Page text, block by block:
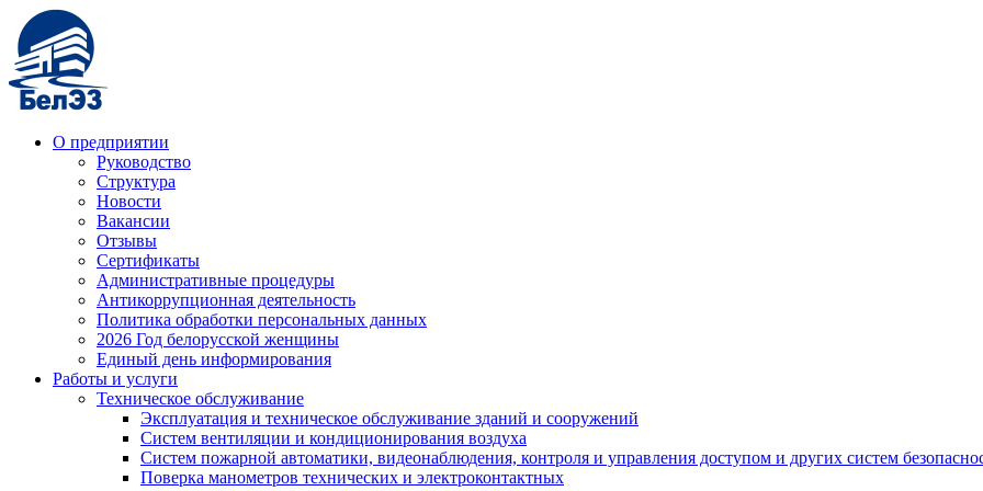
О предприятии
Руководство
Структура
Новости
Вакансии
Отзывы
Сертификаты
Административные процедуры
Антикоррупционная деятельность
Политика обработки персональных данных
2026 Год белорусской женщины
Единый день информирования
Работы и услуги
Техническое обслуживание
Эксплуатация и техническое обслуживание зданий и сооружений
Систем вентиляции и кондиционирования воздуха
Систем пожарной автоматики, видеонаблюдения, контроля и управления доступом и других систем
Поверка манометров технических и электроконтактных